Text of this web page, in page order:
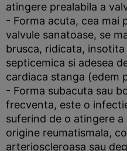
atingere prealabila a
- Forma acuta, cea mai
valvule sanatoase, se
brusca, ridicata,
septicemica si adesea
cardiaca stanga (edem
- Forma subacuta sau
frecventa, este o
suferind de o atingere
origine reumatismala,
arterioscleroasa sau